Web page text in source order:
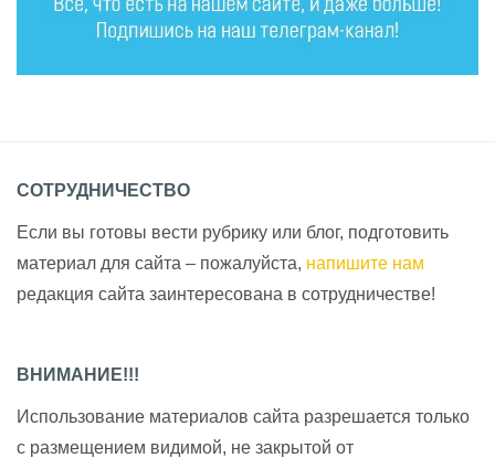
СОТРУДНИЧЕСТВО
Если вы готовы вести рубрику или блог, подготовить
материал для сайта – пожалуйста, напишите нам
редакция сайта заинтересована в сотрудничестве!
ВНИМАНИЕ!!!
Использование материалов сайта разрешается только
с размещением видимой, не закрытой от